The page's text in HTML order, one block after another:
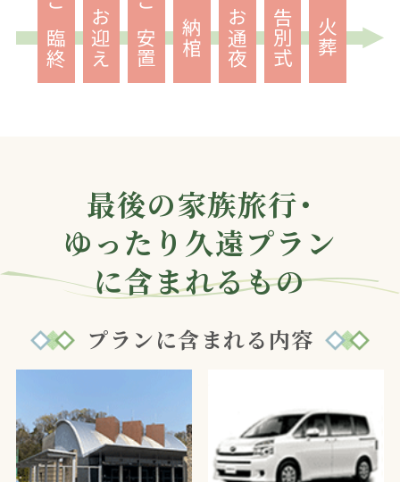
ご臨終 お迎え ご安置 納棺 お通夜 告別式 火葬
最後の家族旅行・
ゆったり久遠プラン
に含まれるもの
プランに含まれる内容